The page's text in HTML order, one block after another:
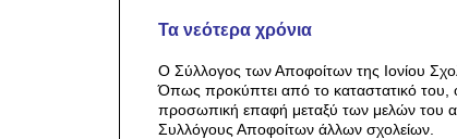
Τα νεότερα χρόνια
Ο Σύλλογος των Αποφοίτων της Ιονίου
Όπως προκύπτει από το καταστατικό του,
προσωπική επαφή μεταξύ των μελών του
Συλλόγους Αποφοίτων άλλων σχολείων.